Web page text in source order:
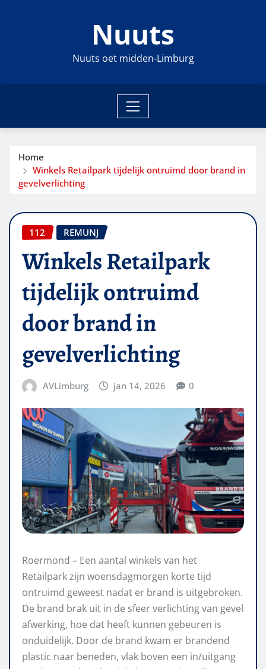
Nuuts
Nuuts oet midden-Limburg
Home
Winkels Retailpark tijdelijk ontruimd door brand in
gevelverlichting
112 REMUNJ
Winkels Retailpark
tijdelijk ontruimd
door brand in
gevelverlichting
AVLimburg jan 14, 2026 0
Roermond – Een aantal winkels van het
Retailpark zijn woensdagmorgen korte tijd
ontruimd geweest nadat er brand is uitgebroken.
De brand brak uit in de sfeer verlichting van gevel
afwerking, hoe dat heeft kunnen gebeuren is
onduidelijk. Door de brand kwam er brandend
plastic naar beneden, vlak boven een in/uitgang